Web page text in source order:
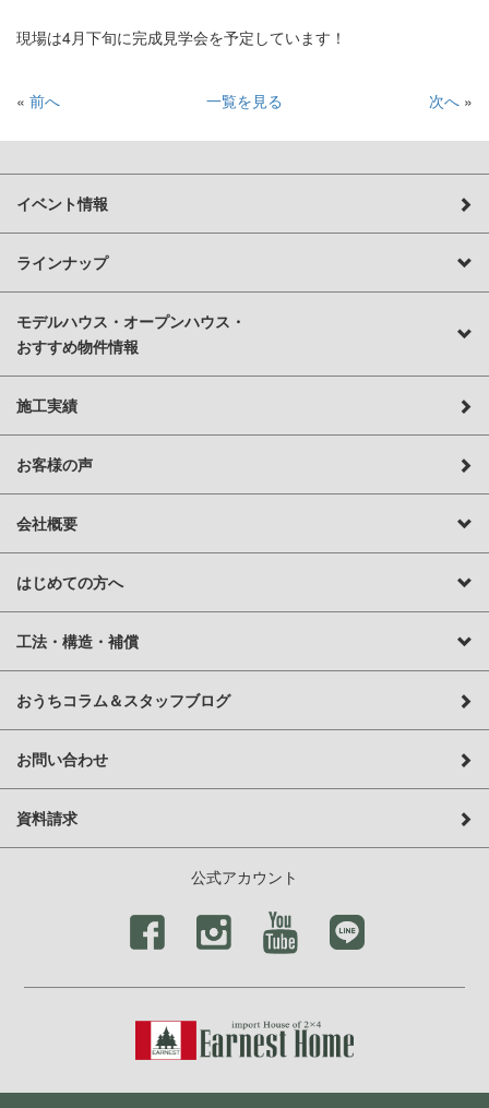
現場は4月下旬に完成見学会を予定しています！
« 前へ 一覧を見る 次へ »
イベント情報
ラインナップ
モデルハウス・オープンハウス・
おすすめ物件情報
施工実績
お客様の声
会社概要
はじめての方へ
工法・構造・補償
おうちコラム＆スタッフブログ
お問い合わせ
資料請求
公式アカウント